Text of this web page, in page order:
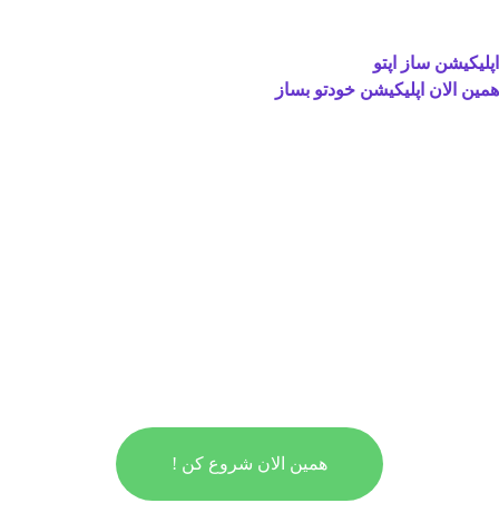
اپلیکیشن ساز اپتو
همین الان اپلیکیشن خودتو بساز
همین الان شروع کن !